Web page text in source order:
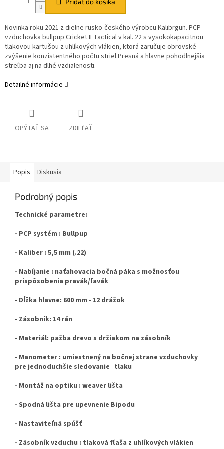
Pridať do košíka
Novinka roku 2021 z dielne rusko-českého výrobcu Kalibrgun. PCP
vzduchovka bullpup Cricket II Tactical v kal. 22 s vysokokapacitnou
tlakovou kartušou z uhlíkových vlákien, ktorá zaručuje obrovské
zvýšenie konzistentného počtu striel.Presná a hlavne pohodlnejšia
streľba aj na dlhé vzdialenosti.
Detailné informácie
OPÝTAŤ SA ZDIEĽAŤ
Popis Diskusia
Podrobný popis
Technické parametre:
- PCP systém : Bullpup
- Kaliber : 5,5 mm (.22)
- Nabíjanie : naťahovacia bočná páka s možnosťou
prispôsobenia pravák/ľavák
- Dĺžka hlavne: 600 mm - 12 drážok
- Zásobník: 14 rán
- Materiál: pažba drevo s držiakom na zásobník
- Manometer : umiestnený na bočnej strane vzduchovky
pre jednoduchšie sledovanie tlaku
- Montáž na optiku : weaver lišta
- Spodná lišta pre upevnenie Bipodu
- Nastaviteľná spúšť
- Zásobník vzduchu : tlaková fľaša z uhlíkových vlákien